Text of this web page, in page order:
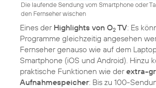
Die laufende Sendung vom Smartphone oder
den Fernseher wischen
Eines der Highlights von O2 TV: Es
Programme gleichzeitig angesehen
Fernseher genauso wie auf dem
Smartphone (iOS und Android). Hinzu
praktische Funktionen wie derextra-
Aufnahmespeicher: Bis zu 100-